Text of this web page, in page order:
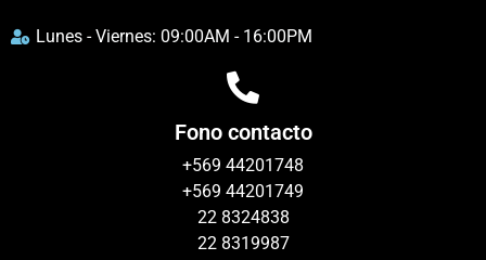
Lunes - Viernes: 09:00AM - 16:00PM
Fono contacto
+569 44201748
+569 44201749
22 8324838
22 8319987